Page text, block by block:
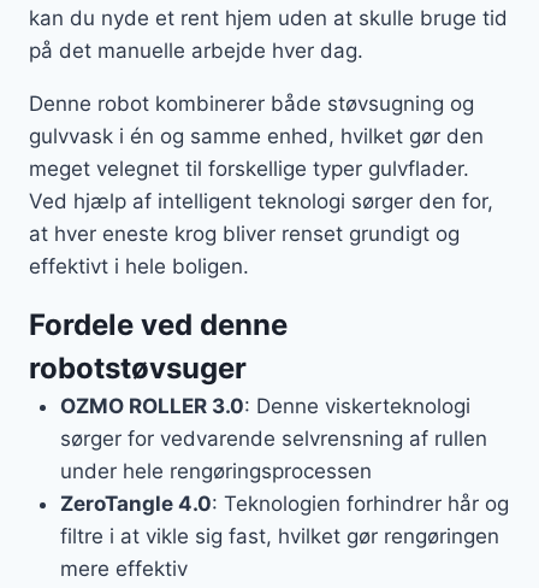
kan du nyde et rent hjem uden at skulle bruge tid
på det manuelle arbejde hver dag.
Denne robot kombinerer både støvsugning og
gulvvask i én og samme enhed, hvilket gør den
meget velegnet til forskellige typer gulvflader.
Ved hjælp af intelligent teknologi sørger den for,
at hver eneste krog bliver renset grundigt og
effektivt i hele boligen.
Fordele ved denne
robotstøvsuger
OZMO ROLLER 3.0: Denne viskerteknologi
sørger for vedvarende selvrensning af rullen
under hele rengøringsprocessen
ZeroTangle 4.0: Teknologien forhindrer hår og
filtre i at vikle sig fast, hvilket gør rengøringen
mere effektiv